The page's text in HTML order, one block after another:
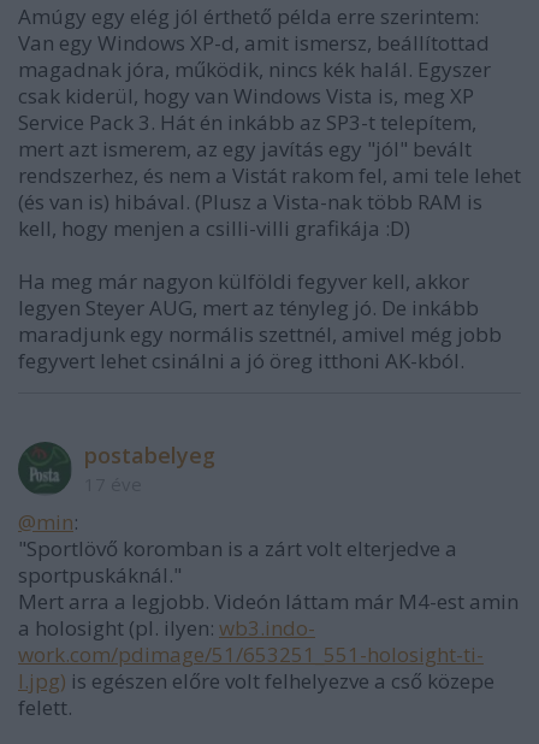
Amúgy egy elég jól érthető példa erre szerintem:
Van egy Windows XP-d, amit ismersz, beállítottad
magadnak jóra, működik, nincs kék halál. Egyszer
csak kiderül, hogy van Windows Vista is, meg XP
Service Pack 3. Hát én inkább az SP3-t telepítem,
mert azt ismerem, az egy javítás egy "jól" bevált
rendszerhez, és nem a Vistát rakom fel, ami tele lehet
(és van is) hibával. (Plusz a Vista-nak több RAM is
kell, hogy menjen a csilli-villi grafikája :D)
Ha meg már nagyon külföldi fegyver kell, akkor
legyen Steyer AUG, mert az tényleg jó. De inkább
maradjunk egy normális szettnél, amivel még jobb
fegyvert lehet csinálni a jó öreg itthoni AK-kból.
postabelyeg
@min:
"Sportlövő koromban is a zárt volt elterjedve a
sportpuskáknál."
Mert arra a legjobb. Videón láttam már M4-est amin
a holosight (pl. ilyen: wb3.indo-
work.com/pdimage/51/653251_551-holosight-ti-
l.jpg) is egészen előre volt felhelyezve a cső közepe
felett.